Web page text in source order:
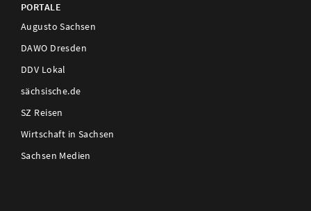
PORTALE
Augusto Sachsen
DAWO Dresden
DDV Lokal
sächsische.de
SZ Reisen
Wirtschaft in Sachsen
Sachsen Medien